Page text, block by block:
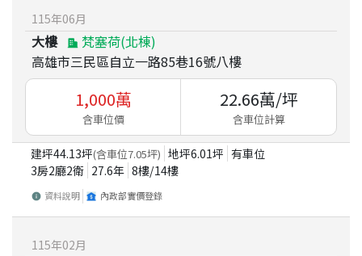
115年06月
大樓
梵塞荷(北棟)
高雄市三民區自立一路85巷16號八樓
1,000萬
含車位價
22.66萬/坪
含車位計算
建坪44.13坪(含車位7.05坪) 地坪6.01坪 有車位
3房2廳2衛 27.6年 8樓/14樓
資料說明 內政部實價登錄
115年02月